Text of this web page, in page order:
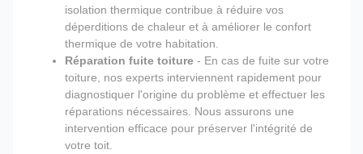
isolation thermique contribue à réduire vos
déperditions de chaleur et à améliorer le confort
thermique de votre habitation.
Réparation fuite toiture - En cas de fuite sur votre
toiture, nos experts interviennent rapidement pour
diagnostiquer l'origine du problème et effectuer les
réparations nécessaires. Nous assurons une
intervention efficace pour préserver l'intégrité de
votre toit.